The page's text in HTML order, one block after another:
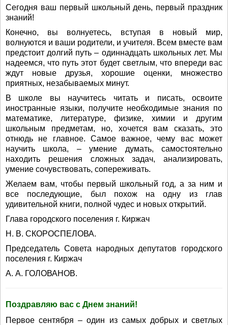
Сегодня ваш первый школьный день, первый праздник
знаний!
Конечно, вы волнуетесь, вступая в новый мир,
волнуются и ваши родители, и учителя. Всем вместе вам
предстоит долгий путь – одиннадцать школьных лет. Мы
надеемся, что путь этот будет светлым, что впереди вас
ждут новые друзья, хорошие оценки, множество
приятных, незабываемых минут.
В школе вы научитесь читать и писать, освоите
иностранные языки, получите необходимые знания по
математике, литературе, физике, химии и другим
школьным предметам, но, хочется вам сказать, это
отнюдь не главное. Самое важное, чему вас может
научить школа, – умение думать, самостоятельно
находить решения сложных задач, анализировать,
умение сочувствовать, сопереживать.
Желаем вам, чтобы первый школьный год, а за ним и
все последующие, был похож на одну из глав
удивительной книги, полной чудес и новых открытий.
Глава городского поселения г. Киржач
Н. В. СКОРОСПЕЛОВА.
Председатель Совета народных депутатов городского
поселения г. Киржач
А. А. ГОЛОВАНОВ.
Поздравляю вас с Днем знаний!
Первое сентября – один из самых добрых и светлых